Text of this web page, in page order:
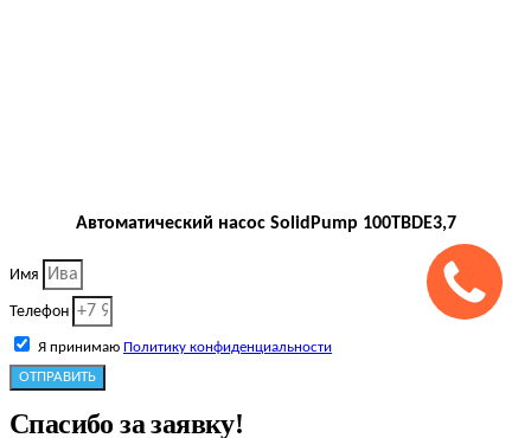
Автоматический насос SolidPump 100TBDE3,7
Имя
Телефон
Я принимаю Политику конфиденциальности
ОТПРАВИТЬ
Спасибо за заявку!